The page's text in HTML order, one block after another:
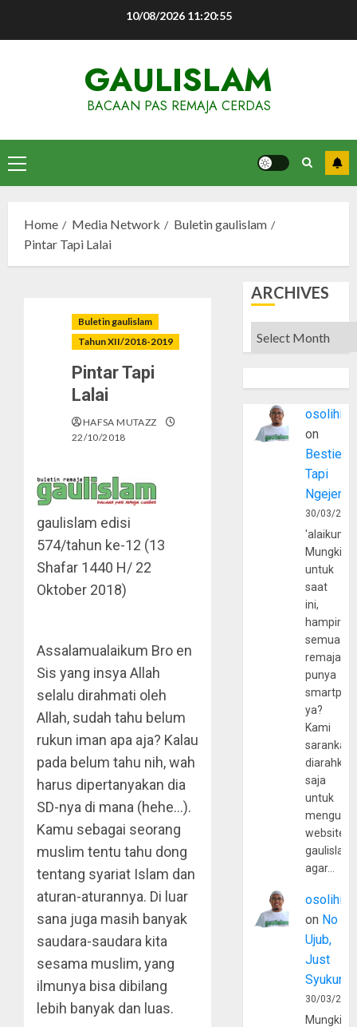
10/08/2026 11:20:56
GAULISLAM
BACAAN PAS REMAJA CERDAS
Primary
Menu
Home Media Network
Buletin gaulislam
Pintar Tapi Lalai
Buletin gaulislam
Tahun XII/2018-2019
Pintar Tapi
Lalai
HAFSA MUTAZZ
22/10/2018
gaulislam edisi
574/tahun ke-12 (13
Shafar 1440 H/ 22
Oktober 2018)
Assalamualaikum Bro en
Sis yang insya Allah
selalu dirahmati oleh
Allah, sudah tahu belum
rukun iman apa aja? Kalau
pada belum tahu nih, wah
harus dipertanyakan dia
SD-nya di mana (hehe…).
Kamu sebagai seorang
muslim tentu tahu dong
tentang syariat Islam dan
aturan-aturannya. Di luar
sana juga masih banyak
saudara-saudara kita
sesama muslim, yang
ilmunya bisa dibilang
lebih banyak dan luas.
ARCHIVES
Archives
osolihin
on
Bestie
Tapi
30/03/
Mungkin
untuk
saat
ini,
hampir
semua
remaja
punya
ya?
Kami
sarankan,
diarahkan
saja
untuk
website
agar…
osolihin
on No
Ujub,
Just
Syukur
30/03/
Mungkin